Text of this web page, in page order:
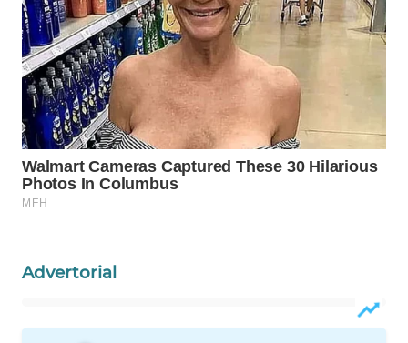
Advertorial
WAHANA
TANI
WAHANA
ADVOKAT
WAHANA
INFRASTRUKTUR